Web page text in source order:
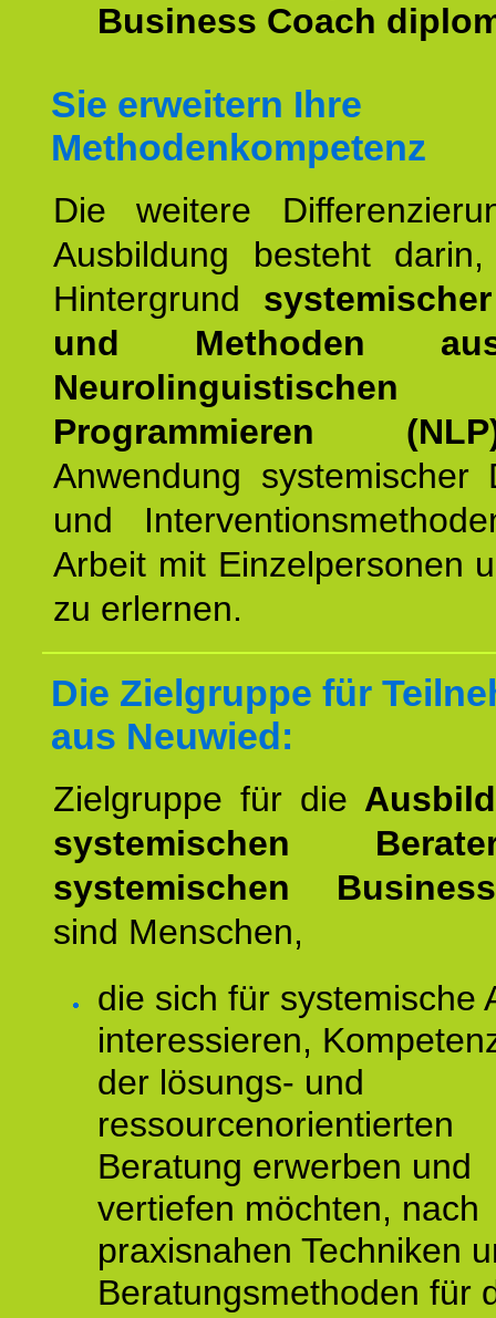
Business Coach
Sie erweitern Ihre
Methodenkompetenz
Die weitere
Ausbildung besteht
Hintergrund
und Methoden
Neurolinguistischen
Programmieren
Anwendung systemischer
und
Arbeit mit Einzelpersonen
zu erlernen.
Die Zielgruppe für
aus Neuwied:
Zielgruppe für die
systemischen
systemischen
sind Menschen,
die sich für systemische
interessieren,
der lösungs- und
ressourcenorientierten
Beratung erwerben und
vertiefen möchten, nach
praxisnahen Techniken
Beratungsmethoden für